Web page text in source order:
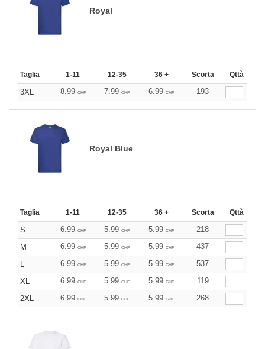
Royal
Taglia 1-11 12-35 36 + Scorta Qttà
3XL 8.99 CHF 7.99 CHF 6.99 CHF 193
Royal Blue
Taglia 1-11 12-35 36 + Scorta Qttà
S 6.99 CHF 5.99 CHF 5.99 CHF
218
M
6.99 CHF 5.99 CHF 5.99 CHF
437
L
6.99 CHF 5.99 CHF 5.99 CHF
537
XL
6.99 CHF 5.99 CHF 5.99 CHF
119
2XL
6.99 CHF 5.99 CHF 5.99 CHF 268